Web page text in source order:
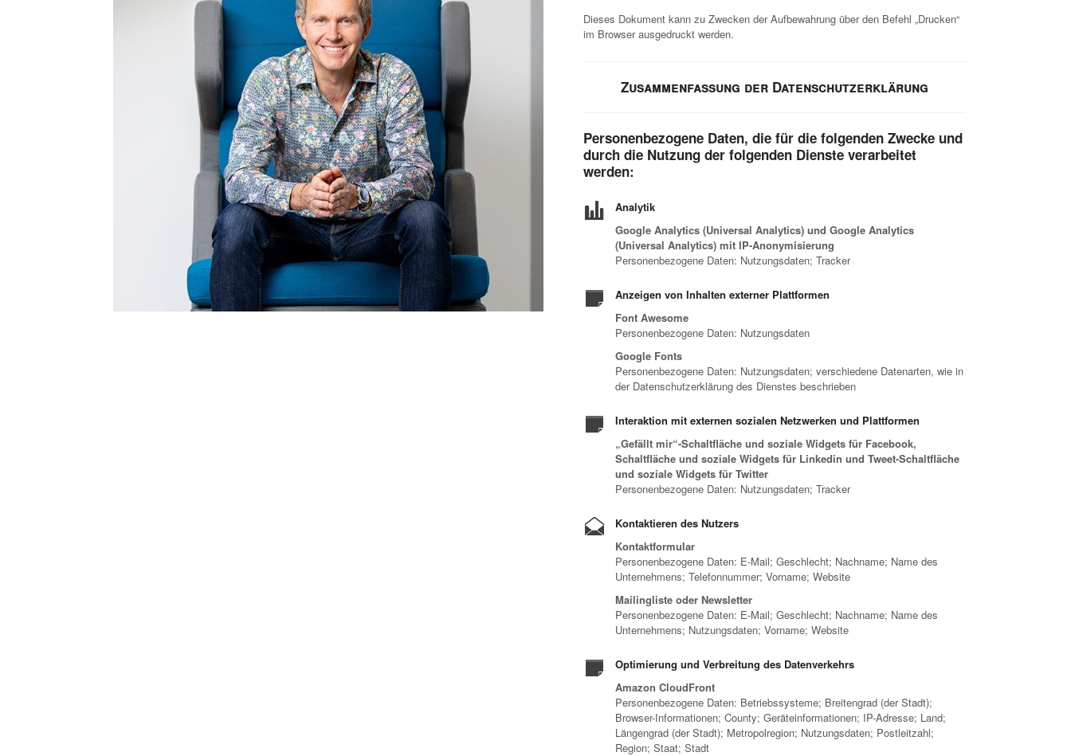
Dieses Dokument kann zu Zwecken der Aufbewahrung über den Befehl „Drucken“
im Browser ausgedruckt werden.
Zusammenfassung der Datenschutzerklärung
Personenbezogene Daten, die für die folgenden Zwecke und
durch die Nutzung der folgenden Dienste verarbeitet
werden:
Analytik
Google Analytics (Universal Analytics) und Google Analytics
(Universal Analytics) mit IP-Anonymisierung
Personenbezogene Daten: Nutzungsdaten; Tracker
Anzeigen von Inhalten externer Plattformen
Font Awesome
Personenbezogene Daten: Nutzungsdaten
Google Fonts
Personenbezogene Daten: Nutzungsdaten; verschiedene Datenarten, wie in
der Datenschutzerklärung des Dienstes beschrieben
Interaktion mit externen sozialen Netzwerken und Plattformen
„Gefällt mir“-Schaltfläche und soziale Widgets für Facebook,
Schaltfläche und soziale Widgets für Linkedin und Tweet-Schaltfläche
und soziale Widgets für Twitter
Personenbezogene Daten: Nutzungsdaten; Tracker
Kontaktieren des Nutzers
Kontaktformular
Personenbezogene Daten: E-Mail; Geschlecht; Nachname; Name des
Unternehmens; Telefonnummer; Vorname; Website
Mailingliste oder Newsletter
Personenbezogene Daten: E-Mail; Geschlecht; Nachname; Name des
Unternehmens; Nutzungsdaten; Vorname; Website
Optimierung und Verbreitung des Datenverkehrs
Amazon CloudFront
Personenbezogene Daten: Betriebssysteme; Breitengrad (der Stadt);
Browser-Informationen; County; Geräteinformationen; IP-Adresse; Land;
Längengrad (der Stadt); Metropolregion; Nutzungsdaten; Postleitzahl;
Region; Staat; Stadt